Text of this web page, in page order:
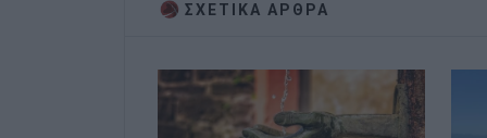
ΣΧΕΤΙΚA AΡΘΡΑ